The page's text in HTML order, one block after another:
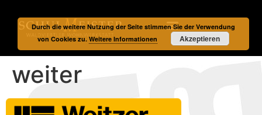
weiter
Durch die weitere Nutzung der Seite stimmen Sie der Verwendung
von Cookies zu. Weitere Informationen Akzeptieren